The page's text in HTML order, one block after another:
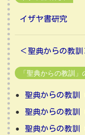
イザヤ書研究
＜聖典からの教訓
「聖典からの教訓
聖典からの教訓
聖典からの教訓
聖典からの教訓